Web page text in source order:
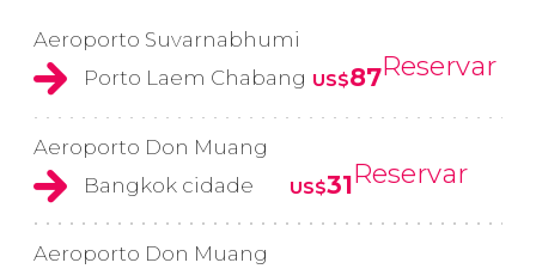
Aeroporto Suvarnabhumi
Porto Laem Chabang US$87Reservar
Aeroporto Don Muang
Bangkok cidade
US$31Reservar
Aeroporto Don Muang